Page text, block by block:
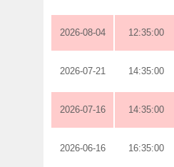
2026-08-04 12:35:00
2026-07-21 14:35:00
2026-07-16 14:35:00
2026-06-16 16:35:00